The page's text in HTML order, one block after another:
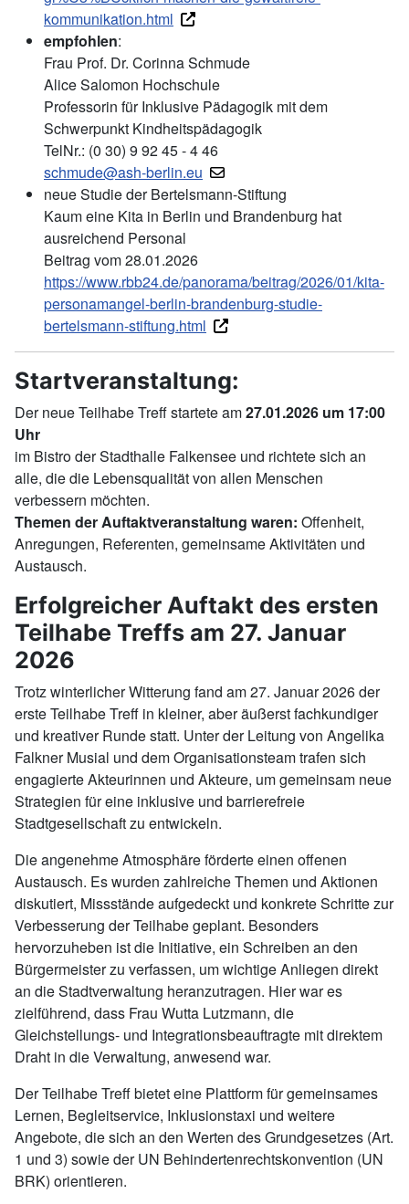
kommunikation.html
empfohlen:
Frau Prof. Dr. Corinna Schmude
Alice Salomon Hochschule
Professorin für Inklusive Pädagogik mit dem
Schwerpunkt Kindheitspädagogik
TelNr.: (0 30) 9 92 45 - 4 46
schmude@ash-berlin.eu
neue Studie der Bertelsmann-Stiftung
Kaum eine Kita in Berlin und Brandenburg hat
ausreichend Personal
Beitrag vom 28.01.2026
https://www.rbb24.de/panorama/beitrag/2026/01/kita-
personamangel-berlin-brandenburg-studie-
bertelsmann-stiftung.html
Startveranstaltung:
Der neue Teilhabe Treff startete am27.01.2026 um 17:00
Uhr
im Bistro der Stadthalle Falkensee und richtete sich an
alle, die die Lebensqualität von allen Menschen
verbessern möchten.
Themen der Auftaktveranstaltung waren: Offenheit,
Anregungen, Referenten, gemeinsame Aktivitäten und
Austausch.
Erfolgreicher Auftakt des ersten
Teilhabe Treffs am 27. Januar
2026
Trotz winterlicher Witterung fand am 27. Januar 2026 der
erste Teilhabe Treff in kleiner, aber äußerst fachkundiger
und kreativer Runde statt. Unter der Leitung von Angelika
Falkner Musial und dem Organisationsteam trafen sich
engagierte Akteurinnen und Akteure, um gemeinsam neue
Strategien für eine inklusive und barrierefreie
Stadtgesellschaft zu entwickeln.
Die angenehme Atmosphäre förderte einen offenen
Austausch. Es wurden zahlreiche Themen und Aktionen
diskutiert, Missstände aufgedeckt und konkrete Schritte zur
Verbesserung der Teilhabe geplant. Besonders
hervorzuheben ist die Initiative, ein Schreiben an den
Bürgermeister zu verfassen, um wichtige Anliegen direkt
an die Stadtverwaltung heranzutragen. Hier war es
zielführend, dass Frau Wutta Lutzmann, die
Gleichstellungs- und Integrationsbeauftragte mit direktem
Draht in die Verwaltung, anwesend war.
Der Teilhabe Treff bietet eine Plattform für gemeinsames
Lernen, Begleitservice, Inklusionstaxi und weitere
Angebote, die sich an den Werten des Grundgesetzes (Art.
1 und 3) sowie der UN Behindertenrechtskonvention (UN
BRK) orientieren.